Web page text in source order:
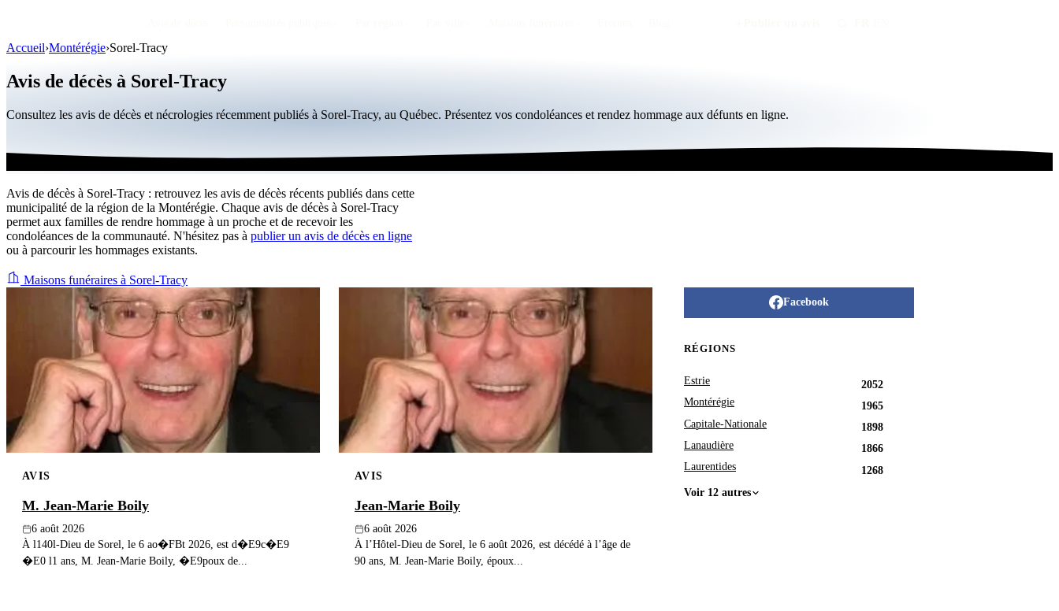
Accueil›Montérégie›Sorel-Tracy
Avis de décès à Sorel-Tracy
Consultez les avis de décès et nécrologies récemment publiés à Sorel-Tracy, au Québec. Présentez vos condoléances et rendez hommage aux défunts en ligne.
Avis de décès à Sorel-Tracy : retrouvez les avis de décès récents publiés dans cette
municipalité de la région de la Montérégie. Chaque avis de décès à Sorel-Tracy
permet aux familles de rendre hommage à un proche et de recevoir les
condoléances de la communauté. N'hésitez pas à publier un avis de décès en ligne
ou à parcourir les hommages existants.
Maisons funéraires à Sorel-Tracy
AVIS
M. Jean-Marie Boily
6 août 2026
À l140l-Dieu de Sorel, le 6 ao�FBt 2026, est d�E9c�E9
�E0 l1 ans, M. Jean-Marie Boily, �E9poux de...
AVIS
Jean-Marie Boily
6 août 2026
À l’Hôtel-Dieu de Sorel, le 6 août 2026, est décédé à l’âge de
90 ans, M. Jean-Marie Boily, époux...
Facebook
RÉGIONS
Estrie
2052
Montérégie
1965
Capitale-Nationale
1898
Lanaudière
1866
Laurentides
1268
Voir 12 autres